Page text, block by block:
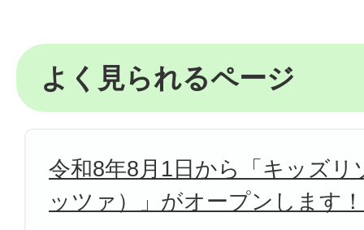
よく見られるページ
令和8年8月1日から「キッズリ
ッツァ）」がオープンします！